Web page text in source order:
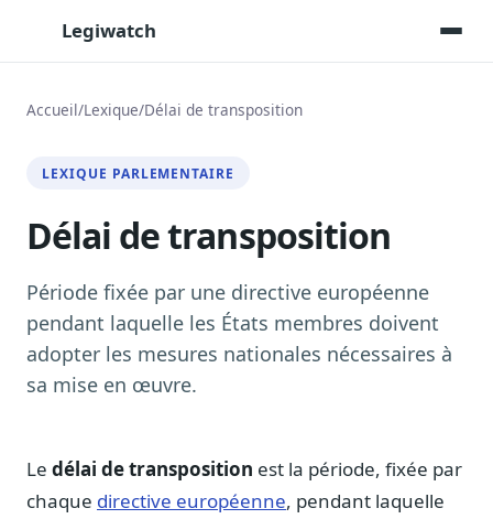
Legiwatch
Posez vos questions, réponses sourcées
Transcriptions IA
Toutes les séances AN/Sénat transcrites
Synthèses IA
Résumés automatiques des dossiers longs
Veille des matinales radio
9 interviews politiques, analysées avant 10 h
Exports & livrables
Notes, briefings, tableaux de bord
Accueil/Lexique/Délai de transposition
LEXIQUE PARLEMENTAIRE
Délai de transposition
Période fixée par une directive européenne
pendant laquelle les États membres doivent
adopter les mesures nationales nécessaires à
sa mise en œuvre.
Le délai de transposition est la période, fixée par
chaque directive européenne, pendant laquelle